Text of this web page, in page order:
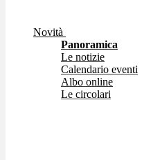
Novità
Panoramica
Le notizie
Calendario eventi
Albo online
Le circolari